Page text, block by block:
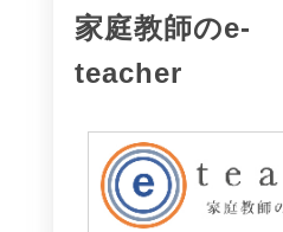
家庭教師のe-
teacher